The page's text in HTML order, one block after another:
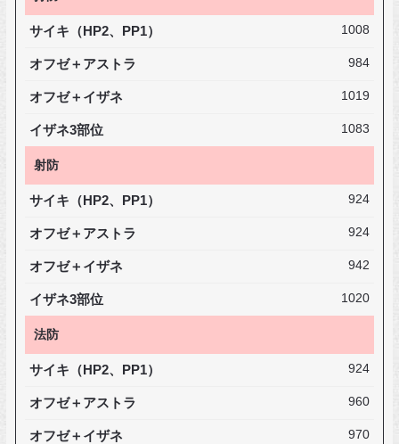
サイキ（HP2、PP1） 1008
オフゼ＋アストラ 984
オフゼ＋イザネ 1019
イザネ3部位 1083
射防
サイキ（HP2、PP1） 924
オフゼ＋アストラ 924
オフゼ＋イザネ 942
イザネ3部位 1020
法防
サイキ（HP2、PP1） 924
オフゼ＋アストラ 960
オフゼ＋イザネ 970